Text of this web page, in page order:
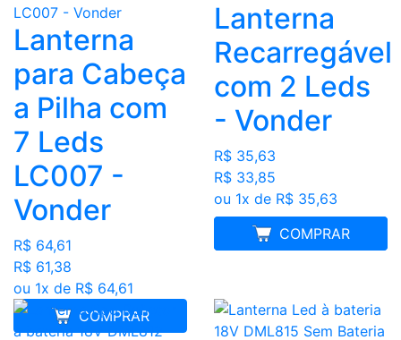
Lanterna
para Cabeça
a Pilha com
7 Leds
LC007 -
Vonder
R$ 64,61
R$ 61,38
ou 1x de R$ 64,61
COMPRAR
Lanterna
Recarregável
com 2 Leds
- Vonder
R$ 35,63
R$ 33,85
ou 1x de R$ 35,63
COMPRAR
MELHOR PREÇO